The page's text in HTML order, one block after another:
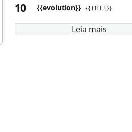
{{evolution}} {{TITLE}}
Leia mais